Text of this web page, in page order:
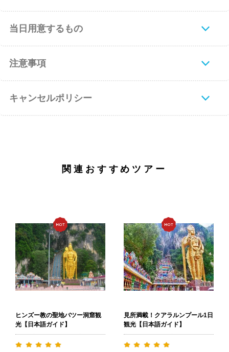
当日用意するもの
注意事項
キャンセルポリシー
関連おすすめツアー
ヒンズー教の聖地バツー洞窟観
光【日本語ガイド】
見所満載！クアラルンプール1日
観光【日本語ガイド】